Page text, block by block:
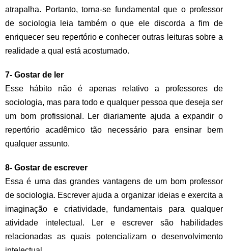
atrapalha. Portanto, torna-se fundamental que o professor
de sociologia leia também o que ele discorda a fim de
enriquecer seu repertório e conhecer outras leituras sobre a
realidade a qual está acostumado.
7- Gostar de ler
Esse hábito não é apenas relativo a professores de
sociologia, mas para todo e qualquer pessoa que deseja ser
um bom profissional. Ler diariamente ajuda a expandir o
repertório acadêmico tão necessário para ensinar bem
qualquer assunto.
8- Gostar de escrever
Essa é uma das grandes vantagens de um bom professor
de sociologia. Escrever ajuda a organizar ideias e exercita a
imaginação e criatividade, fundamentais para qualquer
atividade intelectual. Ler e escrever são habilidades
relacionadas as quais potencializam o desenvolvimento